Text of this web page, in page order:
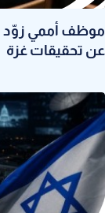
موظف أممي زوّد
عن تحقيقات غزة